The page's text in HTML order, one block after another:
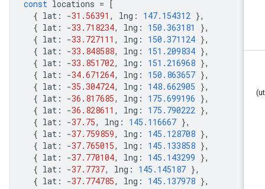
const locations
{
lat: - 31.56391, lng : 147.154312
{
lat: - 33.718234, lng : 150.363181
{
lat: - 33.727111, lng : 150.371124
{
lat: - 33.848588, lng : 151.209834
{
lat: - 33.851702, lng : 151.216968
{
lat: -34.671264, lng : 150.863657
{
lat: -35.304724, lng : 148.662905
{
lat: - 36.817685, lng : 175.699196
{
lat: - 36.828611, lng : 175.790222
{
lat: - 37.75, lng : 145.116667
{
lat: - 37.759859, lng : 145.128708
{
lat: - 37.765015, lng : 145.133858
{
lat: - 37.770104, lng : 145.143299
{
lat: - 37.7737, lng : 145.145187
{
lat: - 37.774785, lng : 145.137978